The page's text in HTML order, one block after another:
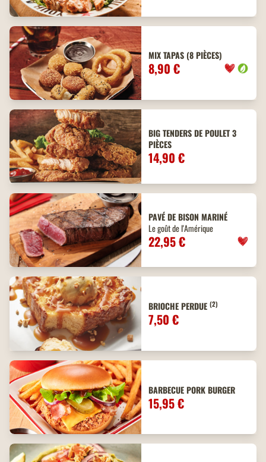
MIX TAPAS (8 PIÈCES)
8,90 €
BIG TENDERS DE POULET 3
PIÈCES
14,90 €
PAVÉ DE BISON MARINÉ
Le goût de l'Amérique
22,95 €
BRIOCHE PERDUE (2)
7,50 €
BARBECUE PORK BURGER
15,95 €